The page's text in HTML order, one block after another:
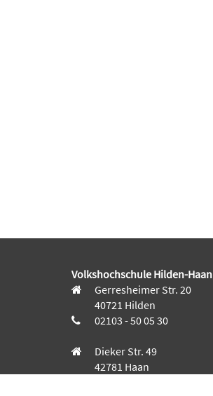
Volkshochschule Hilden-Haan
Gerresheimer Str. 20
40721 Hilden
02103 - 50 05 30
Dieker Str. 49
42781 Haan